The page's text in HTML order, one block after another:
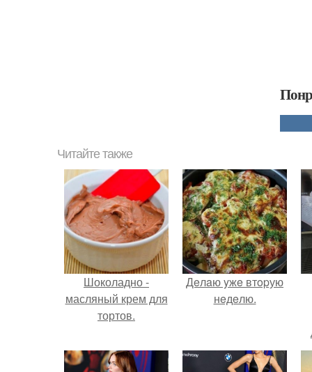
Читайте также
Шоколадно -
масляный крем для
тортов.
Дeлaю yжe втopую
нeдeлю.